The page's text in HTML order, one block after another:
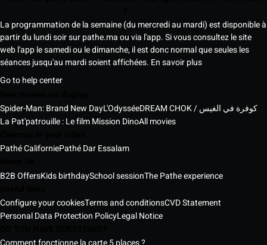
La programmation de la semaine (du mercredi au mardi) est disponible à
partir du lundi soir sur pathe.ma ou via l'app. Si vous consultez le site
web l'app le samedi ou le dimanche, il est donc normal que seules les
séances jusqu'au mardi soient affichées. En savoir plus
Go to help center
Spider-Man: Brand New DayL'Odyssée
DREAM CHOK / كوفرة في الغيس
La Pat'patrouille : Le film Mission DinoAll movies
Pathé CaliforniePathé Dar Essalam
B2B OffersKids birthdaySchool sessionThe Pathe experience
Configure your cookiesTerms and conditionsCVD Statement
Personal Data Protection PolicyLegal Notice